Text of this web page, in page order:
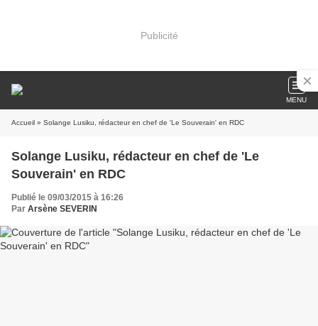
Publicité
MENU
Accueil » Solange Lusiku, rédacteur en chef de 'Le Souverain' en RDC
Solange Lusiku, rédacteur en chef de 'Le
Souverain' en RDC
Publié le 09/03/2015 à 16:26
Par Arsène SEVERIN